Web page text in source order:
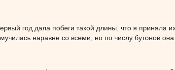
год дала побеги такой длины, что я приняла
наравне со всеми, но по числу бутонов